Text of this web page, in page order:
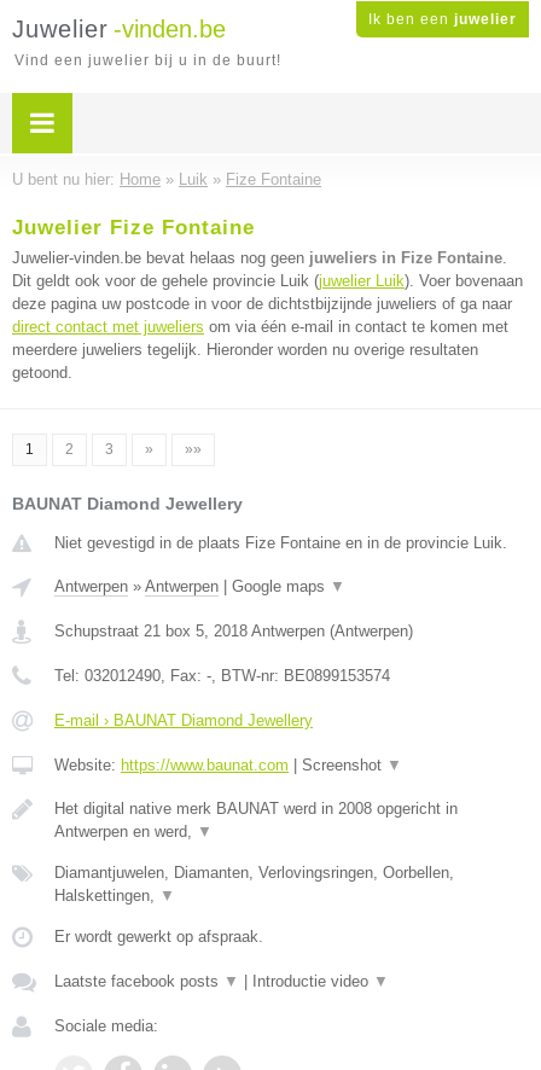
Ik ben een juwelier
Juwelier -vinden.be
Vind een juwelier bij u in de buurt!
U bent nu hier: Home » Luik » Fize Fontaine
Juwelier Fize Fontaine
Juwelier-vinden.be bevat helaas nog geen juweliers in Fize Fontaine.
Dit geldt ook voor de gehele provincie Luik (juwelier Luik). Voer bovenaan
deze pagina uw postcode in voor de dichtstbijzijnde juweliers of ga naar
direct contact met juweliers om via één e-mail in contact te komen met
meerdere juweliers tegelijk. Hieronder worden nu overige resultaten
getoond.
1 2 3 » »»
BAUNAT Diamond Jewellery
Niet gevestigd in de plaats Fize Fontaine en in de provincie Luik.
Antwerpen » Antwerpen Google maps ▼
Schupstraat 21 box 5, 2018 Antwerpen (Antwerpen)
Tel: 032012490, Fax: -, BTW-nr: BE0899153574
E-mail › BAUNAT Diamond Jewellery
Website: https://www.baunat.com Screenshot ▼
Het digital native merk BAUNAT werd in 2008 opgericht in
Antwerpen en werd, ▼
Diamantjuwelen, Diamanten, Verlovingsringen, Oorbellen,
Halskettingen, ▼
Er wordt gewerkt op afspraak.
Laatste facebook posts ▼ Introductie video ▼
Sociale media: